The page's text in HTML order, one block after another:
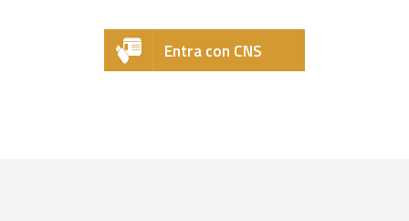
Entra con CNS